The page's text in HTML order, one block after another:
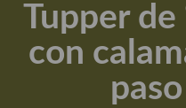
Apuntes, estudios sobre
Aceite de Oliva Virgen Extra
Recetas maridadas con los
Tupper de
con